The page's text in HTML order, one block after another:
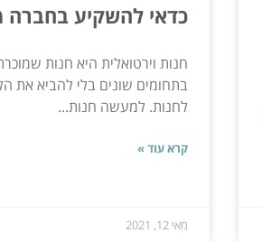
כדאי להשקיע בחברה
חנות וירטואלית היא חנות
בתחומים שונים בלי להביא את
לחנות. למעשה חנות...
קרא עוד »
מאי 12, 2021